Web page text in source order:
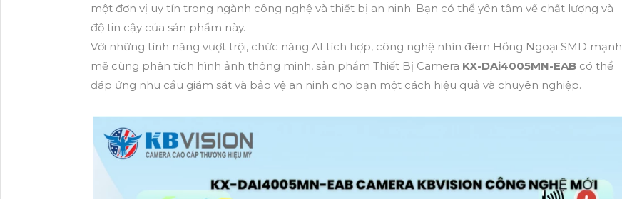
một đơn vị uy tín trong ngành công nghệ và thiết bị an ninh. Bạn có thể yên tâm về chất lượng và
độ tin cậy của sản phẩm này.
Với những tính năng vượt trội, chức năng AI tích hợp, công nghệ nhìn đêm Hồng Ngoại SMD mạnh
mẽ cùng phân tích hình ảnh thông minh, sản phẩm Thiết Bị Camera KX-DAi4005MN-EAB có thể
đáp ứng nhu cầu giám sát và bảo vệ an ninh cho bạn một cách hiệu quả và chuyên nghiệp.